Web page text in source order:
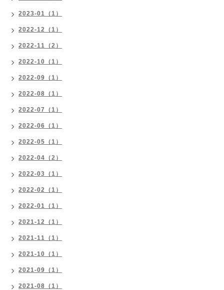
2023-01（1）
2022-12（1）
2022-11（2）
2022-10（1）
2022-09（1）
2022-08（1）
2022-07（1）
2022-06（1）
2022-05（1）
2022-04（2）
2022-03（1）
2022-02（1）
2022-01（1）
2021-12（1）
2021-11（1）
2021-10（1）
2021-09（1）
2021-08（1）